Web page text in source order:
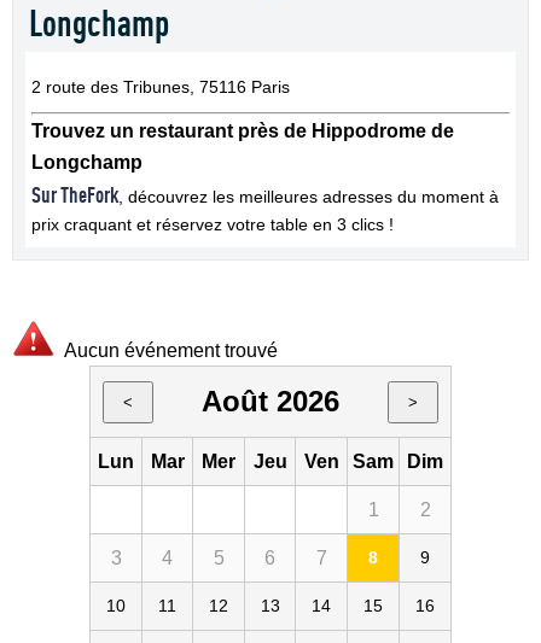
Longchamp
2 route des Tribunes, 75116 Paris
Trouvez un restaurant près de Hippodrome de
Longchamp
Sur TheFork , découvrez les meilleures adresses du moment à
prix craquant et réservez votre table en 3 clics !
Aucun événement trouvé
< Août 2026 >
Lun Mar Mer Jeu Ven Sam Dim
1 2
3 4 5 6 7 8 9
10 11 12 13 14 15 16